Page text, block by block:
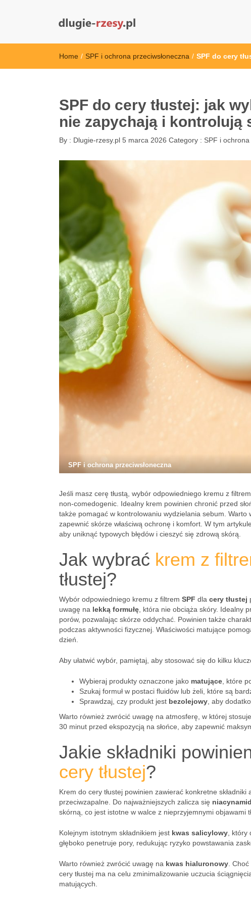
Home / SPF i ochrona przeciwsłoneczna / SPF do cery
SPF do cery tłustej: jak
nie zapychają i kontrolują
By : Dlugie-rzesy.pl 5 marca 2026 Category : SPF i ochrona
SPF i ochrona przeciwsłoneczna
Jeśli masz cerę tłustą, wybór odpowiedniego kremu z filtrem
non-comedogenic. Idealny krem powinien chronić przed
także pomagać w kontrolowaniu wydzielania sebum.
zapewnić skórze właściwą ochronę i komfort. W tym
aby uniknąć typowych błędów i cieszyć się zdrową skórą.
Jak wybrać krem z
tłustej?
Wybór odpowiedniego kremu z filtrem SPF dla cery tłustej
uwagę na lekką formułę , która nie obciąża skóry. Idealny
porów, pozwalając skórze oddychać. Powinien także
podczas aktywności fizycznej. Właściwości matujące
dzień.
Aby ułatwić wybór, pamiętaj, aby stosować się do kilku
Wybieraj produkty oznaczone jako matujące , które
Szukaj formuł w postaci fluidów lub żeli, które są
Sprawdzaj, czy produkt jest bezolejowy , aby
Warto również zwrócić uwagę na atmosferę, w której
30 minut przed ekspozycją na słońce, aby zapewnić
Jakie składniki
cery tłustej?
Krem do cery tłustej powinien zawierać konkretne
przeciwzapalne. Do najważniejszych zalicza się niacynamid
skórną, co jest istotne w walce z nieprzyjemnymi objawami
Kolejnym istotnym składnikiem jest kwas salicylowy ,
głęboko penetruje pory, redukując ryzyko powstawania
Warto również zwrócić uwagę na kwas hialuronowy .
cery tłustej ma na celu zminimalizowanie uczucia
matujących.